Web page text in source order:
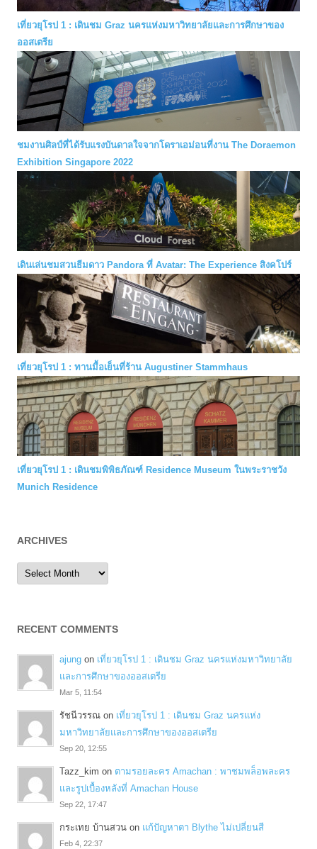
เที่ยวยุโรป 1 : เดินชม Graz นครแห่งมหาวิทยาลัยและการศึกษาของ
ออสเตรีย
ชมงานศิลป์ที่ได้รับแรงบันดาลใจจากโดราเอม่อนที่งาน The Doraemon
Exhibition Singapore 2022
เดินเล่นชมสวนธีมดาว Pandora ที่ Avatar: The Experience สิงคโปร์
เที่ยวยุโรป 1 : ทานมื้อเย็นที่ร้าน Augustiner Stammhaus
เที่ยวยุโรป 1 : เดินชมพิพิธภัณฑ์ Residence Museum ในพระราชวัง
Munich Residence
ARCHIVES
Archives
RECENT COMMENTS
ajung on เที่ยวยุโรป 1 : เดินชม Graz นครแห่งมหาวิทยาลัย
และการศึกษาของออสเตรีย
Mar 5, 11:54
รัชนีวรรณ on เที่ยวยุโรป 1 : เดินชม Graz นครแห่ง
มหาวิทยาลัยและการศึกษาของออสเตรีย
Sep 20, 12:55
Tazz_kim on ตามรอยละคร Amachan : พาชมพล็อพละคร
และรูปเบื้องหลังที่ Amachan House
Sep 22, 17:47
กระเทย บ้านสวน on แก้ปัญหาตา Blythe ไม่เปลี่ยนสี
Feb 4, 22:37